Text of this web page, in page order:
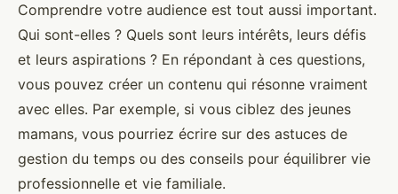
Comprendre votre audience est tout aussi important.
Qui sont-elles ? Quels sont leurs intérêts, leurs défis
et leurs aspirations ? En répondant à ces questions,
vous pouvez créer un contenu qui résonne vraiment
avec elles. Par exemple, si vous ciblez des jeunes
mamans, vous pourriez écrire sur des astuces de
gestion du temps ou des conseils pour équilibrer vie
professionnelle et vie familiale.